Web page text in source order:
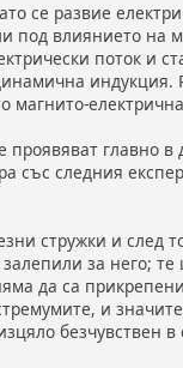
се развие
под влиянието на
поток и
индукция.
магнито-
главно в
със следния
стружки и след
за него;
да са
и
безчувствен